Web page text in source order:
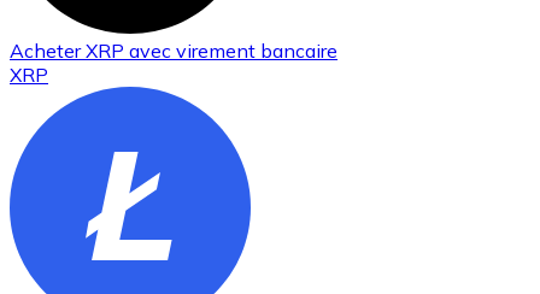
AcheterXRP avec virement bancaire
XRP